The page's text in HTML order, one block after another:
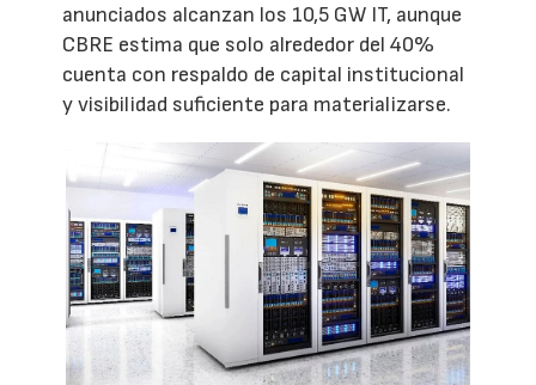
anunciados alcanzan los 10,5 GW IT, aunque
CBRE estima que solo alrededor del 40%
cuenta con respaldo de capital institucional
y visibilidad suficiente para materializarse.